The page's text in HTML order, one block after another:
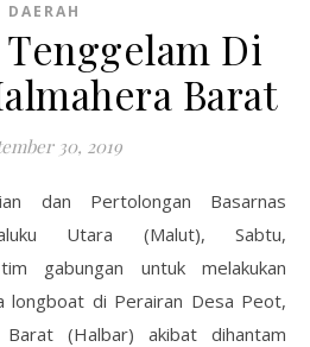
DAERAH
Di
Barat
30, 2019
dan Pertolongan Basarnas
Utara (Malut), Sabtu,
gabungan untuk melakukan
longboat di Perairan Desa Peot,
Barat (Halbar) akibat dihantam